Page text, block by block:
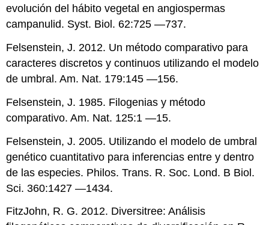
evolución del hábito vegetal en angiospermas
campanulid. Syst. Biol. 62:725 —737.
Felsenstein, J. 2012. Un método comparativo para
caracteres discretos y continuos utilizando el modelo
de umbral. Am. Nat. 179:145 —156.
Felsenstein, J. 1985. Filogenias y método
comparativo. Am. Nat. 125:1 —15.
Felsenstein, J. 2005. Utilizando el modelo de umbral
genético cuantitativo para inferencias entre y dentro
de las especies. Philos. Trans. R. Soc. Lond. B Biol.
Sci. 360:1427 —1434.
FitzJohn, R. G. 2012. Diversitree: Análisis